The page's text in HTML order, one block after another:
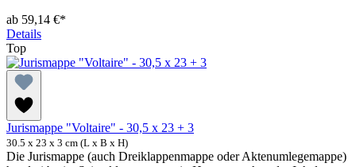
ab 59,14 €*
Details
Top
Jurismappe "Voltaire" - 30,5 x 23 + 3
30.5 x 23 x 3 cm (L x B x H)
Die Jurismappe (auch Dreiklappenmappe oder Aktenumlegemappe)